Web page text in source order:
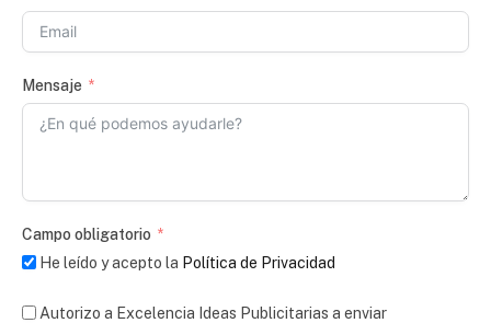
Mensaje
Campo obligatorio
He leído y acepto la Política de Privacidad
Autorizo a Excelencia Ideas Publicitarias a enviar